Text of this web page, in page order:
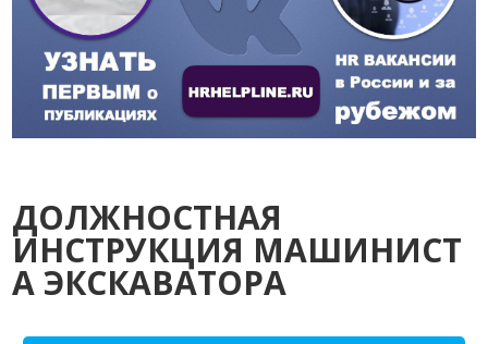
ДОЛЖНОСТНАЯ
ИНСТРУКЦИЯ МАШИНИСТ
А ЭКСКАВАТОРА